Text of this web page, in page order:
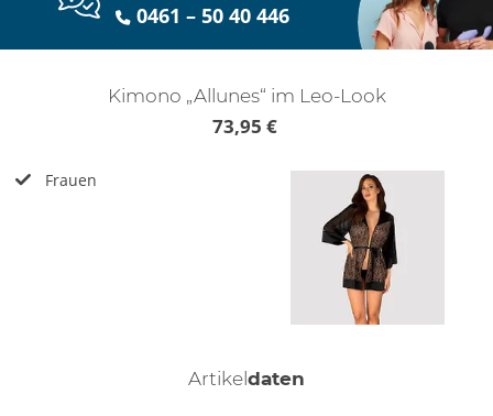
0461 – 50 40 446
Kimono „Allunes“ im Leo-Look
73,95 €
Frauen
Artikel daten